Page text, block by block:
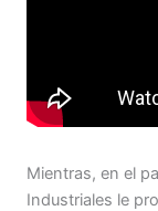
Mientras, en el
Industriales le